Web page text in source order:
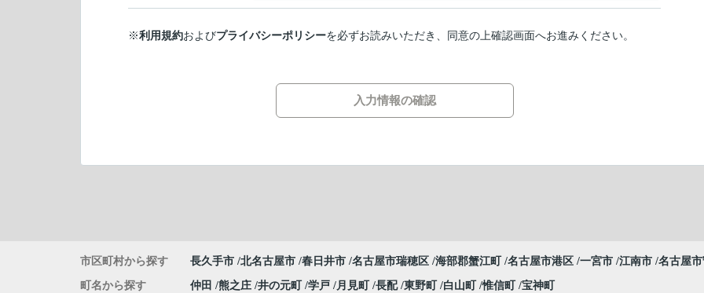
※利用規約およびプライバシーポリシーを必ずお読みいただき、同意の上確認画面へお進みください。
入力情報の確認
市区町村から探す 長久手市 北名古屋市 春日井市 名古屋市瑞穂区 海部郡蟹江町 名古屋市港区 一宮市 江南市 名古屋
町名から探す 仲田 熊之庄 井の元町 学戸 月見町 長配 東野町 白山町 惟信町 宝神町